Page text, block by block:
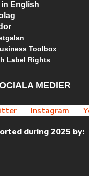
in English
Toolbox
Label Rights
MEDIER
Instagram
during 2025 by: